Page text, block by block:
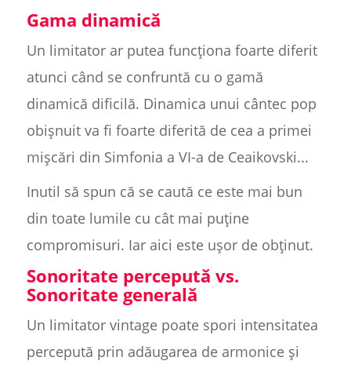
Gama dinamică
Un limitator ar putea funcționa foarte diferit
atunci când se confruntă cu o gamă
dinamică dificilă. Dinamica unui cântec pop
obișnuit va fi foarte diferită de cea a primei
mișcări din Simfonia a VI-a de Ceaikovski...
Inutil să spun că se caută ce este mai bun
din toate lumile cu cât mai puține
compromisuri. Iar aici este ușor de obținut.
Sonoritate percepută vs.
Sonoritate generală
Un limitator vintage poate spori intensitatea
percepută prin adăugarea de armonice și